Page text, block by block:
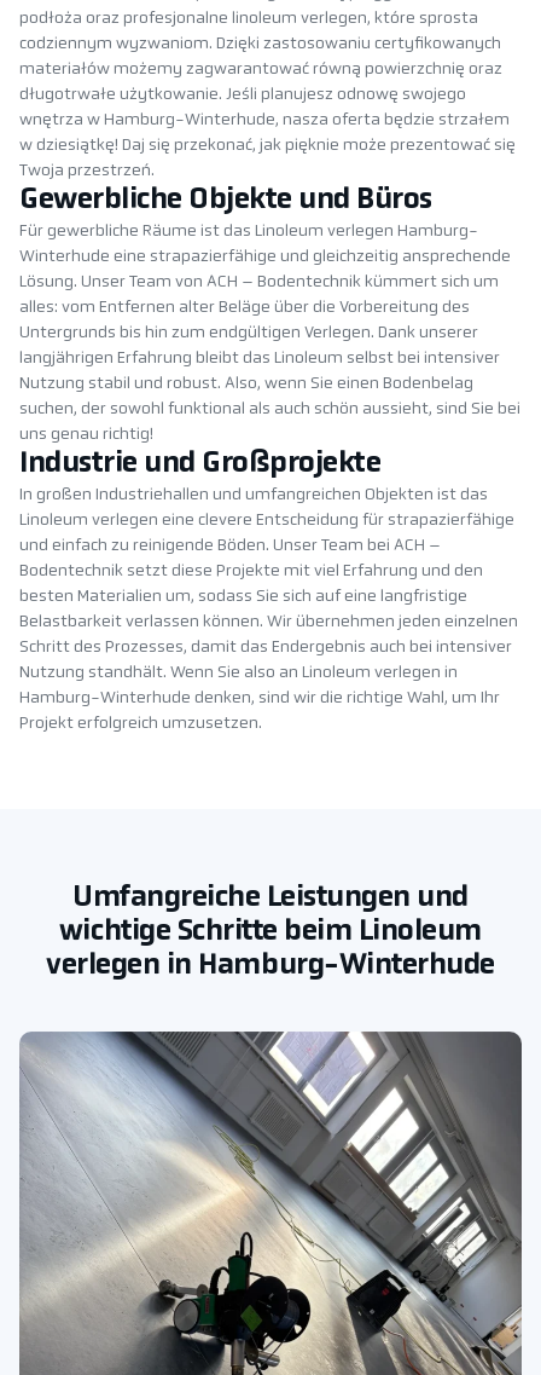
podłoża oraz profesjonalne linoleum verlegen, które sprosta
codziennym wyzwaniom. Dzięki zastosowaniu certyfikowanych
materiałów możemy zagwarantować równą powierzchnię oraz
długotrwałe użytkowanie. Jeśli planujesz odnowę swojego
wnętrza w Hamburg-Winterhude, nasza oferta będzie strzałem
w dziesiątkę! Daj się przekonać, jak pięknie może prezentować się
Twoja przestrzeń.
Gewerbliche Objekte und Büros
Für gewerbliche Räume ist das Linoleum verlegen Hamburg-
Winterhude eine strapazierfähige und gleichzeitig ansprechende
Lösung. Unser Team von ACH – Bodentechnik kümmert sich um
alles: vom Entfernen alter Beläge über die Vorbereitung des
Untergrunds bis hin zum endgültigen Verlegen. Dank unserer
langjährigen Erfahrung bleibt das Linoleum selbst bei intensiver
Nutzung stabil und robust. Also, wenn Sie einen Bodenbelag
suchen, der sowohl funktional als auch schön aussieht, sind Sie bei
uns genau richtig!
Industrie und Großprojekte
In großen Industriehallen und umfangreichen Objekten ist das
Linoleum verlegen eine clevere Entscheidung für strapazierfähige
und einfach zu reinigende Böden. Unser Team bei ACH –
Bodentechnik setzt diese Projekte mit viel Erfahrung und den
besten Materialien um, sodass Sie sich auf eine langfristige
Belastbarkeit verlassen können. Wir übernehmen jeden einzelnen
Schritt des Prozesses, damit das Endergebnis auch bei intensiver
Nutzung standhält. Wenn Sie also an Linoleum verlegen in
Hamburg-Winterhude denken, sind wir die richtige Wahl, um Ihr
Projekt erfolgreich umzusetzen.
Umfangreiche Leistungen und
wichtige Schritte beim Linoleum
verlegen in Hamburg-Winterhude